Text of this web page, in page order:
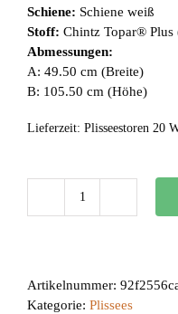
Schiene: Schiene weiß
Stoff: Chintz Topar® Plus
Abmessungen:
A: 49.50 cm (Breite)
B: 105.50 cm (Höhe)
Lieferzeit: Plisseestoren 20
BB
Artikelnummer:
Kategorie: Plissees